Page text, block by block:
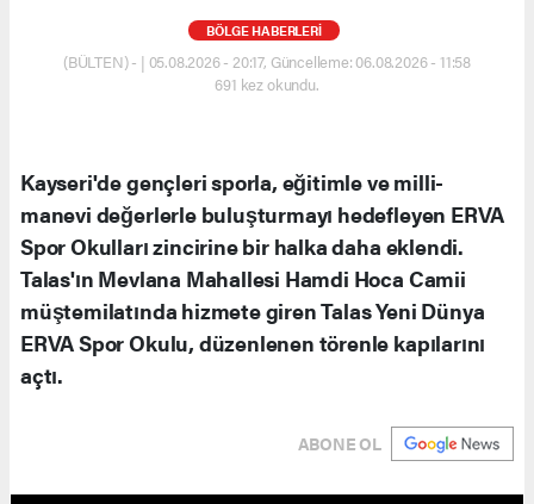
BÖLGE HABERLERİ
(BÜLTEN) - | 05.08.2026 - 20:17, Güncelleme: 06.08.2026 - 11:58
691 kez okundu.
Kayseri'de gençleri sporla, eğitimle ve milli-
manevi değerlerle buluşturmayı hedefleyen ERVA
Spor Okulları zincirine bir halka daha eklendi.
Talas'ın Mevlana Mahallesi Hamdi Hoca Camii
müştemilatında hizmete giren Talas Yeni Dünya
ERVA Spor Okulu, düzenlenen törenle kapılarını
açtı.
ABONE OL